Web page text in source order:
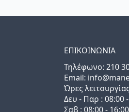
ΕΠΙΚΟΙΝΩΝΙΑ
Τηλέφωνo: 210
Email:
Ώρες
Δευ - Παρ : 08:00
Σαβ : 08:00 - 16:00